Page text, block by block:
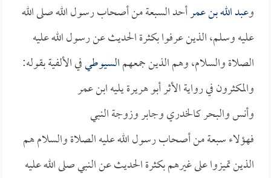
وعبد الله بن عمرأحد السبعة من أصحاب رسول الله صلى الله
عليه وسلم، الذين عرفوا بكثرة الحديث عن رسول الله عليه
الصلاة والسلام، وهم الذين جمعهمالسيوطيفي الألفية بقوله:
والمكثرون في رواية الأثر أبو هريرة يليه ابن عمر
وأنس والبحر كالخدري وجابر وزوجة النبي
فهؤلاء سبعة من أصحاب رسول الله عليه الصلاة والسلام هم
الذين تميزوا على غيرهم بكثرة الحديث عن النبي صلى الله عليه